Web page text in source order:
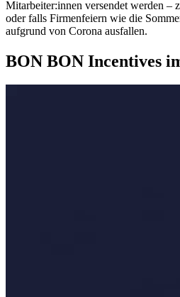
Mitarbeiter:innen versendet werden –
oder falls Firmenfeiern wie die
aufgrund von Corona ausfallen.
BON BON Incentives